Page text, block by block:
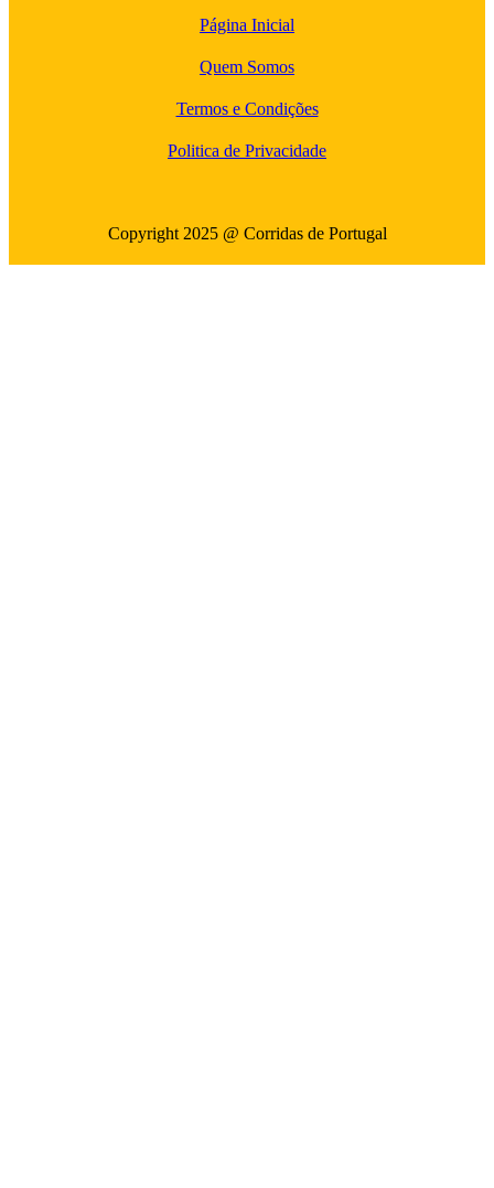
Página Inicial
Quem Somos
Termos e Condições
Politica de Privacidade
Copyright 2025 @ Corridas de Portugal